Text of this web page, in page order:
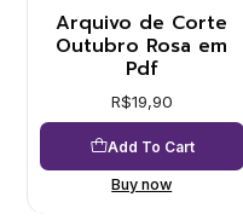
Arquivo de Corte
Outubro Rosa em
Pdf
R$19,90
Add To Cart
Buy now